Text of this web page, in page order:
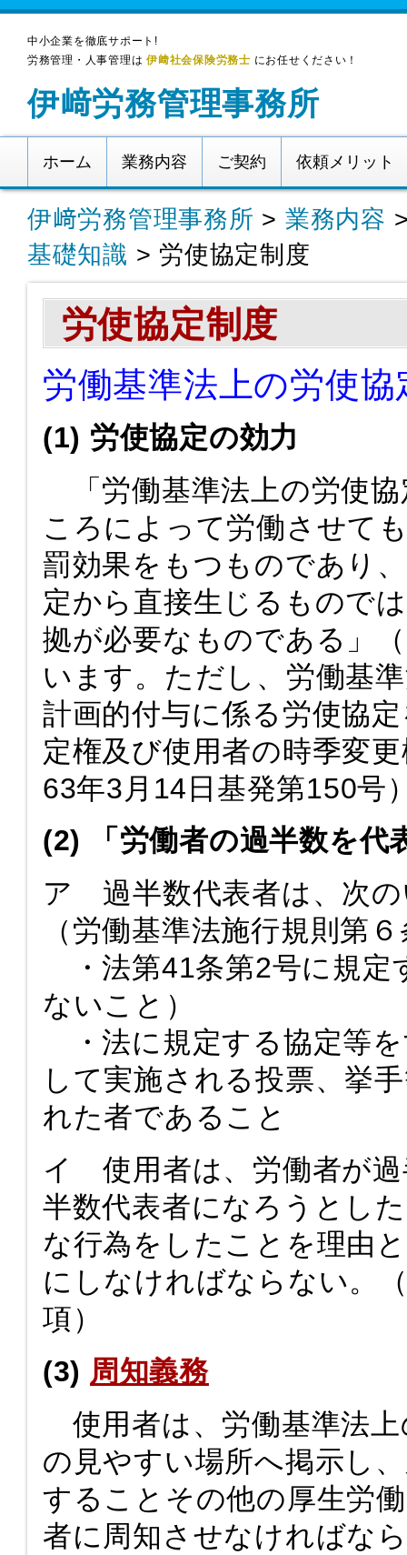
中小企業を徹底サポート!
労務管理・人事管理は伊﨑社会保険労務士 にお任せください！
伊﨑労務管理事務所
ホーム 業務内容 ご契約 依頼メリット
伊﨑労務管理事務所 > 業務内容
基礎知識 > 労使協定制度
労使協定制度
労働基準法上の労使協
(1) 労使協定の効力
「労働基準法上の労使
ころによって労働させて
罰効果をもつものであり
定から直接生じるもので
拠が必要なものである」
います。ただし、労働基
計画的付与に係る労使協
定権及び使用者の時季変
63年3月14日基発第150号
(2) 「労働者の過半数を代
ア 過半数代表者は、次
（労働基準法施行規則第
・法第41条第2号に規定
ないこと）
・法に規定する協定等
して実施される投票、挙
れた者であること
イ 使用者は、労働者が
半数代表者になろうとし
な行為をしたことを理由
にしなければならない。
項）
(3) 周知義務
使用者は、労働基準法
の見やすい場所へ掲示し
することその他の厚生労
者に周知させなければな